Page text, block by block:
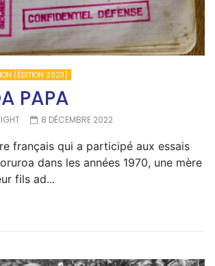
(ÉDITION 2023)
PAPA
8 DÉCEMBRE 2022
français qui a participé aux essais
dans les années 1970, une mère
fils ad...